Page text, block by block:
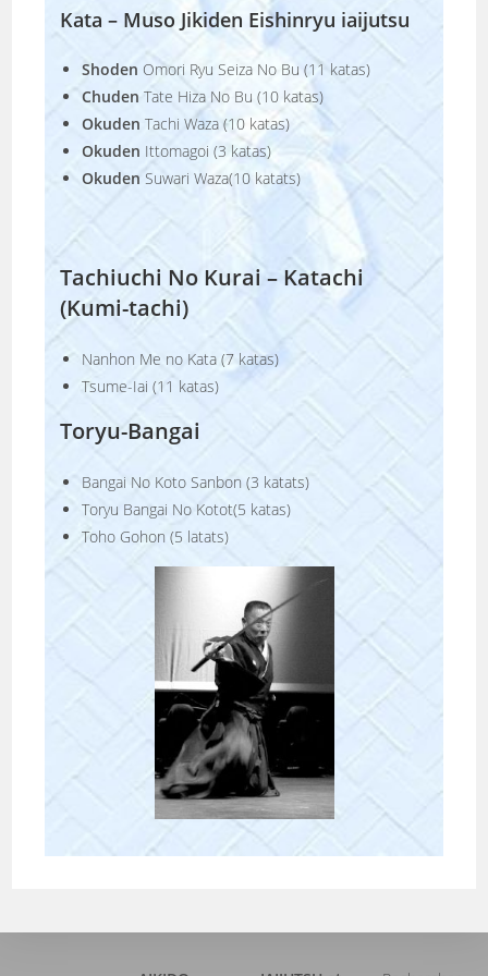
Kata – Muso Jikiden Eishinryu iaijutsu
Shoden Omori Ryu Seiza No Bu (11 katas)
ChudenTate Hiza No Bu (10 katas)
OkudenTachi Waza (10 katas)
Okuden Ittomagoi (3 katas)
OkudenSuwari Waza(10 katats)
Tachiuchi No Kurai – Katachi
(Kumi-tachi)
Nanhon Me no Kata (7 katas)
Tsume-Iai (11 katas)
Toryu-Bangai
Bangai No Koto Sanbon (3 katats)
Toryu Bangai No Kotot(5 katas)
Toho Gohon (5 latats)